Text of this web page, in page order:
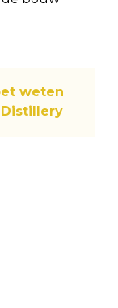
weten